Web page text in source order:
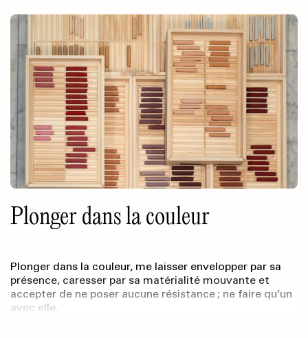
Plonger dans la couleur
Plonger dans la couleur, me laisser envelopper par sa
présence, caresser par sa matérialité mouvante et
accepter de ne poser aucune résistance ; ne faire qu’un
avec elle.